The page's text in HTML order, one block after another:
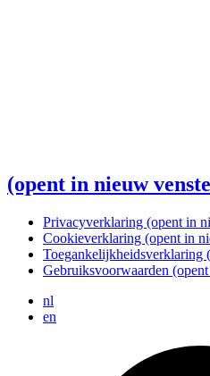
(opent in nieuw
Privacyverklaring (opent in
Cookieverklaring (opent in
Toegankelijkheidsverklaring
Gebruiksvoorwaarden
nl
en